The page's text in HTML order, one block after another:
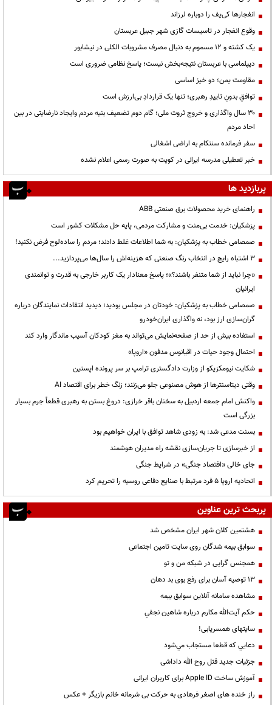
انفجارها کی‌یف را دوباره لرزاند
وقوع انفجار در تاسیسات گازی شهر جبیل عربستان
یک کشته و ۱۲ مسموم به دنبال مصرف مشروبات الکلی در نیشابور
دیپلماسی با عربستان نتیجه‌بخش نیست؛ پاسخ نظامی ضروری است
مقاومت یمن؛ دو خیز اساسی
توافقِ بدونِ تاییدِ رهبری؛ تنها یک قراردادِ بی‌ارزش است
۳۰ سال واگذاری و خروج ثروت ملی؛ گام دوم تضعیف بنیه مردم وایجاد نارضایتی در بین
احاد مردم
سفر فرمانده سنتکام به اراضی اشغالی
خبر تعطیلی مدرسه ایرانی در کویت به صورت رسمی اعلام نشده
پربازدید ها
راهنمای خرید محصولات برق صنعتی ABB
پزشکیان: خدمت بی‌منت و مشارکت مردمی، پایه حل مشکلات کشور است
صمصامی خطاب به پزشکیان: به شما اطلاعات غلط دادند؛ مردم را ساده‌لوح فرض نکنید!
3 اشتباه رایج در انتخاب رنگ صنعتی که هزینه‌اش را سال‌ها می‌پردازید...
«چرا نباید از شما متنفر باشند؟»؛ پاسخ معنادار یک کاربر خارجی به قدرت و توانمندی
ایرانیان
صمصامی خطاب به پزشکیان: خودتان در مجلس بودید؛ دیدید انتقادات نمایندگان درباره
گران‌سازی ارز بود، نه واگذاری ایران‌خودرو
استفاده بیش از حد از صفحه‌نمایش می‌تواند به مغز کودکان آسیب ماندگار وارد کند
احتمال وجود حیات در اقیانوس مدفون «اروپا»
شکایت نیومکزیکو از وزارت دادگستری ترامپ بر سر پرونده اپستین
وقتی دیتاسنترها از هوش مصنوعی جلو می‌زنند؛ زنگ خطر برای اقتصاد AI
واکنش امام جمعه اردبیل به سخنان باقر خرازی: دروغ بستن به رهبری قطعاً جرم بسیار
بزرگی است
بسنت مدعی شد: به زودی شاهد توافق با ایران خواهیم بود
از خبرسازی تا جریان‌سازی نقشه راه مدیران هوشمند
جای خالی «اقتصاد جنگی» در شرایط جنگی
اتحادیه اروپا ۵ فرد مرتبط با صنایع دفاعی روسیه را تحریم کرد
پربحث ترین عناوین
هشتمین کلان شهر ایران مشخص شد
سوابق بیمه شدگان روی سایت تامین اجتماعی
همجنس گرایی در شبکه من و تو
13 توصیه آسان برای رفع بوی بد دهان
مشاهده سامانه آنلاين سوابق بیمه
حكم آيت‌الله مكارم درباره شاهين نجفي
سایتهای همسریابی!
دعايي كه قطعا مستجاب مي‌شود
جزئیات جدید قتل روح الله داداشی
آموزش ساخت Apple ID برای کاربران ایرانی
راز خنده های اصغر فرهادی به حرکت بی شرمانه خانم بازیگر + عکس